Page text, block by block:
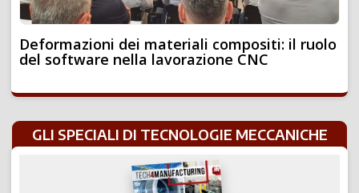
Deformazioni dei materiali compositi: il ruolo
del software nella lavorazione CNC
GLI SPECIALI DI TECNOLOGIE MECCANICHE